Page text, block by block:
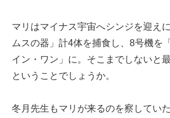
マリはマイナス宇宙へシンジを迎え
ムスの器」計4体を捕食し、8号機を
イン・ワン」に。そこまでしないと
ということでしょうか。
冬月先生もマリが来るのを察していた